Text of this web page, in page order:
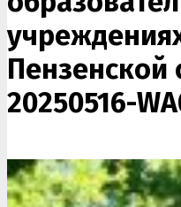
Пензенской
20250516-